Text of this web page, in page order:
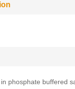
phosphate buffered